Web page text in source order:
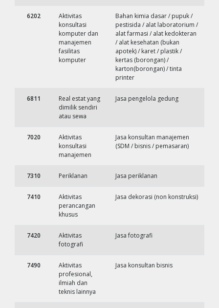
6202
Aktivitas
konsultasi
komputer dan
manajemen
fasilitas
komputer
Bahan kimia dasar / pupuk /
pestisida / alat laboratorium /
alat farmasi / alat kedokteran
/ alat kesehatan (bukan
apotek) / karet / plastik /
kertas (borongan) /
karton(borongan) / tinta
printer
6811
Real estat yang
dimilik sendiri
atau sewa
Jasa pengelola gedung
7020
Aktivitas
konsultasi
manajemen
Jasa konsultan manajemen
(SDM / bisnis / pemasaran)
7310 Periklanan Jasa periklanan
7410
Aktivitas
perancangan
khusus
Jasa dekorasi (non konstruksi)
7420
Aktivitas
fotografi
Jasa fotografi
7490
Aktivitas
profesional,
ilmiah dan
teknis lainnya
Jasa konsultan bisnis